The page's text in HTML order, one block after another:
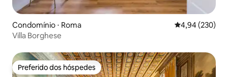
Condomínio ⋅ Roma 4,94 de uma
4,94 (230)
Villa Borghese
Preferido dos hóspedes
Preferido dos hóspedes